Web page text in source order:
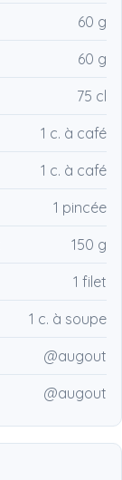
60 g
60 g
75 cl
1 c. à café
1 c. à café
1 pincée
150 g
1 filet
1 c. à soupe
@augout
@augout